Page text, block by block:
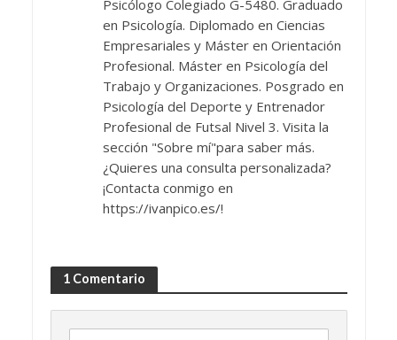
Psicólogo Colegiado G-5480. Graduado
en Psicología. Diplomado en Ciencias
Empresariales y Máster en Orientación
Profesional. Máster en Psicología del
Trabajo y Organizaciones. Posgrado en
Psicología del Deporte y Entrenador
Profesional de Futsal Nivel 3. Visita la
sección "Sobre mí"para saber más.
¿Quieres una consulta personalizada?
¡Contacta conmigo en
https://ivanpico.es/!
1 Comentario